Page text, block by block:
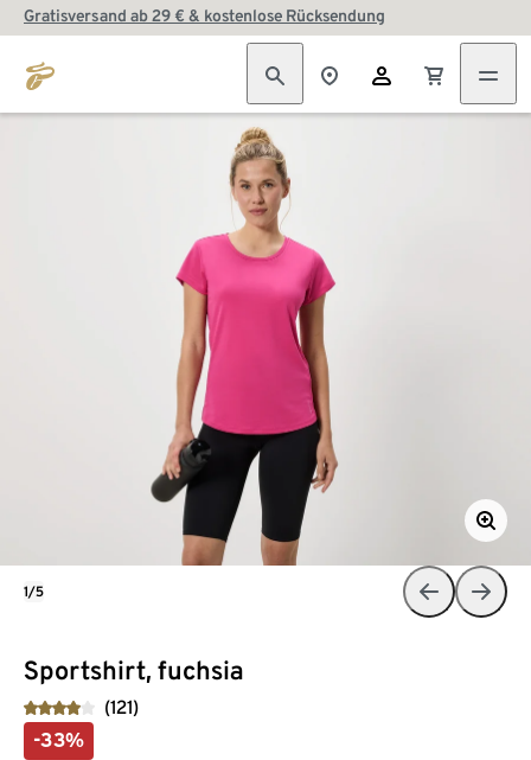
Gratisversand ab 29 € & kostenlose Rücksendung
Sportshirt, fuchsia
(121)
-33%
1/5